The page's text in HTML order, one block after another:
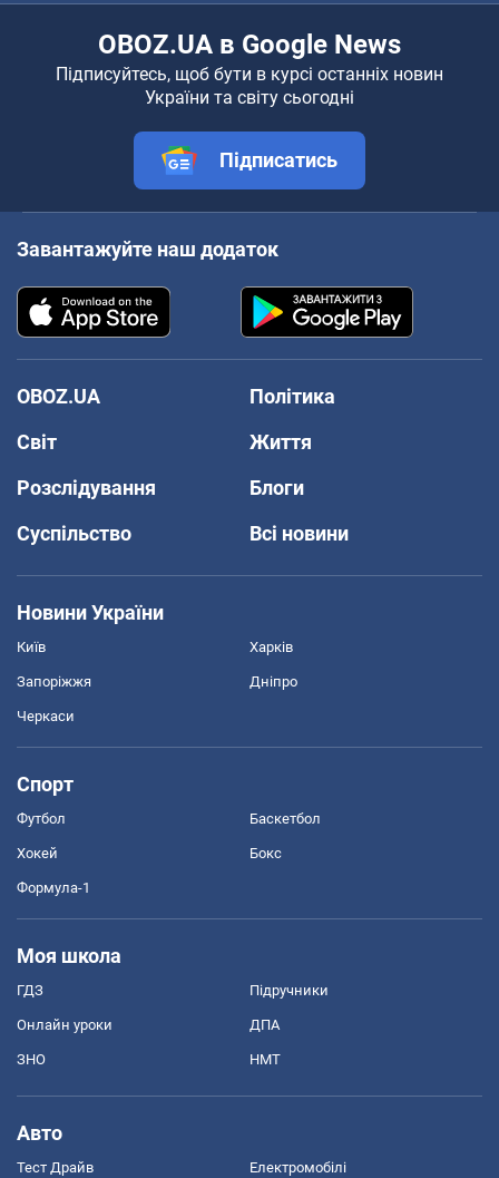
OBOZ.UA в Google News
Підписуйтесь, щоб бути в курсі останніх новин
України та світу сьогодні
Підписатись
Завантажуйте наш додаток
OBOZ.UA
Політика
Світ
Життя
Розслідування
Блоги
Суспільство
Всі новини
Новини України
Київ Харків
Запоріжжя Дніпро
Черкаси
Спорт
Футбол Баскетбол
Хокей Бокс
Формула-1
Моя школа
ГДЗ Підручники
Онлайн уроки ДПА
ЗНО НМТ
Авто
Тест Драйв Електромобілі